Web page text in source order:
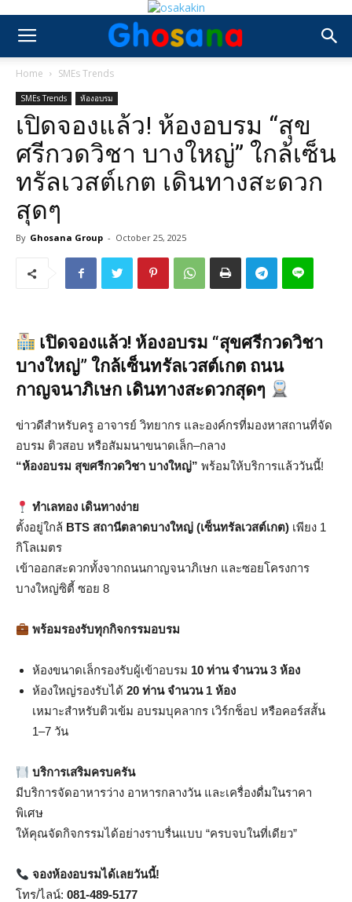
Home SMEs Trends
SMEs Trends ห้องอบรม
เปิดจองแล้ว! ห้องอบรม “สุข
ศรีกวดวิชา บางใหญ่” ใกล้เซ็น
ทรัลเวสต์เกต เดินทางสะดวก
สุดๆ
By Ghosana Group - October 25, 2025
เปิดจองแล้ว! ห้องอบรม “สุขศรีกวดวิชา
บางใหญ่” ใกล้เซ็นทรัลเวสต์เกต ถนน
กาญจนาภิเษก เดินทางสะดวกสุดๆ
ข่าวดีสำหรับครู อาจารย์ วิทยากร และองค์กรที่มองหาสถานที่จัด
อบรม ติวสอบ หรือสัมมนาขนาดเล็ก–กลาง
“ห้องอบรม สุขศรีกวดวิชา บางใหญ่” พร้อมให้บริการแล้ววันนี้!
ทำเลทอง เดินทางง่าย
ตั้งอยู่ใกล้ BTS สถานีตลาดบางใหญ่ (เซ็นทรัลเวสต์เกต) เพียง 1
กิโลเมตร
เข้าออกสะดวกทั้งจากถนนกาญจนาภิเษก และซอยโครงการ
บางใหญ่ซิตี้ ซอย 8
พร้อมรองรับทุกกิจกรรมอบรม
ห้องขนาดเล็กรองรับผู้เข้าอบรม 10 ท่าน จำนวน 3 ห้อง
ห้องใหญ่รองรับได้ 20 ท่าน จำนวน 1 ห้อง
เหมาะสำหรับติวเข้ม อบรมบุคลากร เวิร์กช็อป หรือคอร์สสั้น
1–7 วัน
บริการเสริมครบครัน
มีบริการจัดอาหารว่าง อาหารกลางวัน และเครื่องดื่มในราคา
พิเศษ
ให้คุณจัดกิจกรรมได้อย่างราบรื่นแบบ “ครบจบในที่เดียว”
จองห้องอบรมได้เลยวันนี้!
โทร/ไลน์: 081-489-5177